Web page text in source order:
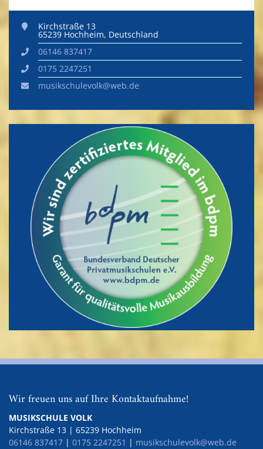
Kirchstraße 13
65239 Hochheim, Deutschland
06146 837417
0175 2247251
musikschulevolk@web.de
Wir freuen uns auf Ihre Kontaktaufnahme!
MUSIKSCHULE VOLK
Kirchstraße 13 | 65239 Hochheim
06146 837417 | 0175 2247251 | musikschulevolk@web.de